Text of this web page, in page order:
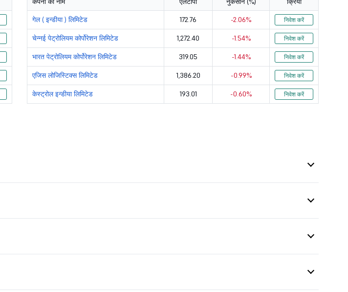
31788.28 113.4 2.53
गेल ( इन्डीया ) लिमिटेड 172.76 -2.06% निवेश करें
चेन्नई पेट्रोलियम कोर्पोरेशन लिमिटेड 1,272.40 -1.54% निवेश करें
भारत पेट्रोलियम कोर्पोरेशन लिमिटेड 319.05 -1.44% निवेश करें
एजिस लोजिस्टिक्स लिमिटेड 1,386.20 -0.99% निवेश करें
केस्ट्रोल इन्डीया लिमिटेड 193.01 -0.60% निवेश करें